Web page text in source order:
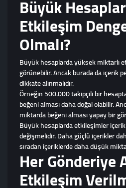
Büyük
Etkileşim
Olmalı?
Büyük hesaplarda yüksek miktarlı
görünebilir. Ancak burada da içerik
dikkate alınmalıdır.
Örneğin 500.000 takipçili bir
beğeni alması daha doğal olabilir.
miktarda beğeni alması yapay bir
Büyük hesaplarda etkileşimler
değişmelidir. Daha güçlü içerikler
sıradan içeriklerde daha düşük
Her Gönderiye
Etkileşim